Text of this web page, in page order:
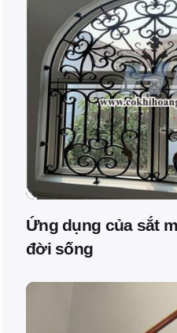
Ứng dụng của sắt
đời sống